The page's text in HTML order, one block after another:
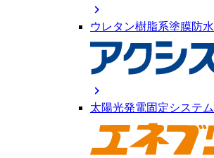
chevron_right
ウレタン樹脂系塗膜防水
chevron_right
太陽光発電固定システム